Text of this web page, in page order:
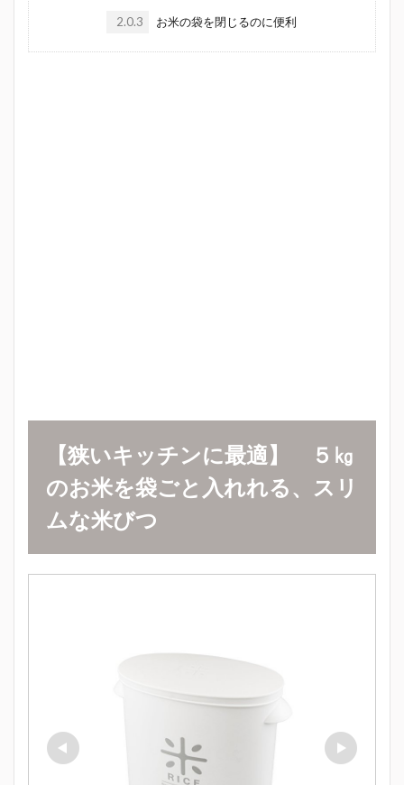
2.0.3 お米の袋を閉じるのに便利
【狭いキッチンに最適】 ５ ㎏
のお米を袋ごと入れれる、スリ
ムな米びつ